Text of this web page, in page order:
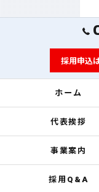
採用申込
ホーム
代表挨拶
事業案内
採用Q&A